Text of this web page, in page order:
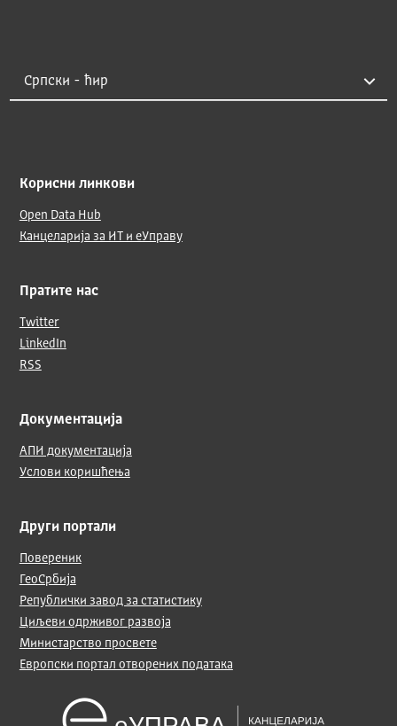
Корисни линкови
Open Data Hub
Канцеларија за ИТ и еУправу
Пратите нас
Twitter
LinkedIn
RSS
Документација
АПИ документација
Услови коришћења
Други портали
Повереник
ГеоСрбија
Републички завод за статистику
Циљеви одрживог развоја
Министарство просвете
Европски портал отворених података